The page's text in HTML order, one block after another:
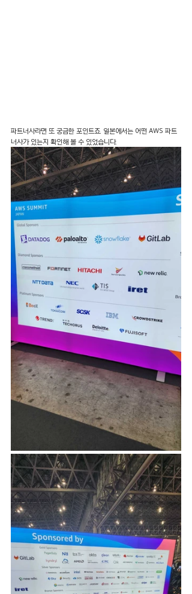
파트너사라면 또 궁금한 포인트죠. 일본에서는 어떤 AWS 파트
너사가 있는지 확인해 볼 수 있었습니다.